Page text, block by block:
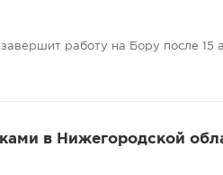
работу на Бору после 15
в Нижегородской